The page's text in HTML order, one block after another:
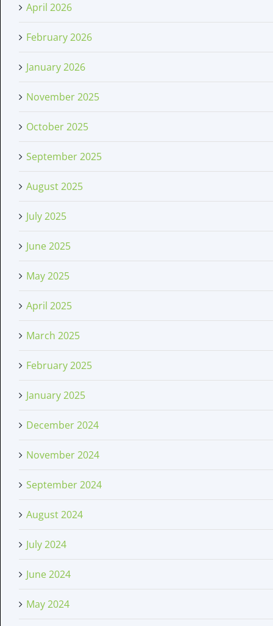
April 2026
February 2026
January 2026
November 2025
October 2025
September 2025
August 2025
July 2025
June 2025
May 2025
April 2025
March 2025
February 2025
January 2025
December 2024
November 2024
September 2024
August 2024
July 2024
June 2024
May 2024